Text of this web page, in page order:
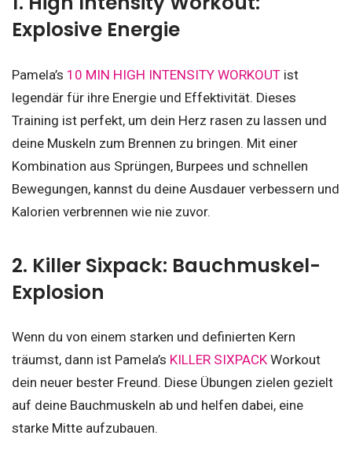
Explosive Energie
Pamela’s 10 MIN HIGH INTENSITY WORKOUT ist
legendär für ihre Energie und Effektivität. Dieses
Training ist perfekt, um dein Herz rasen zu lassen und
deine Muskeln zum Brennen zu bringen. Mit einer
Kombination aus Sprüngen, Burpees und schnellen
Bewegungen, kannst du deine Ausdauer verbessern und
Kalorien verbrennen wie nie zuvor.
2. Killer Sixpack: Bauchmuskel-
Explosion
Wenn du von einem starken und definierten Kern
träumst, dann ist Pamela’s KILLER SIXPACK Workout
dein neuer bester Freund. Diese Übungen zielen gezielt
auf deine Bauchmuskeln ab und helfen dabei, eine
starke Mitte aufzubauen.